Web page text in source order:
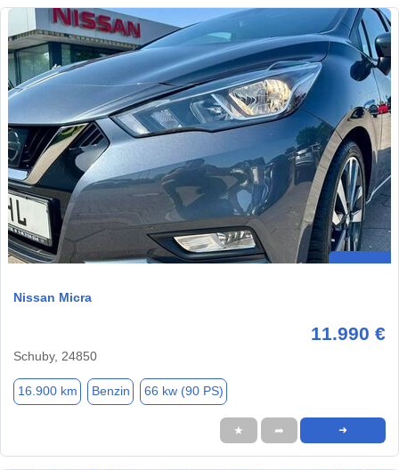
Nissan Micra
11.990 €
Schuby, 24850
16.900 km Benzin 66 kw (90 PS)
★ ➦ ➜